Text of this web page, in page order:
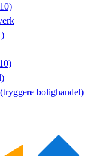
bolighandel)